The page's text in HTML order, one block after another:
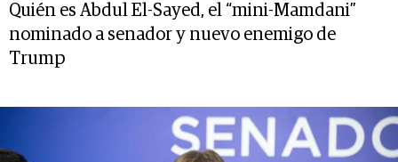
Quién es Abdul El-Sayed, el “mini-Mamdani”
nominado a senador y nuevo enemigo de
Trump